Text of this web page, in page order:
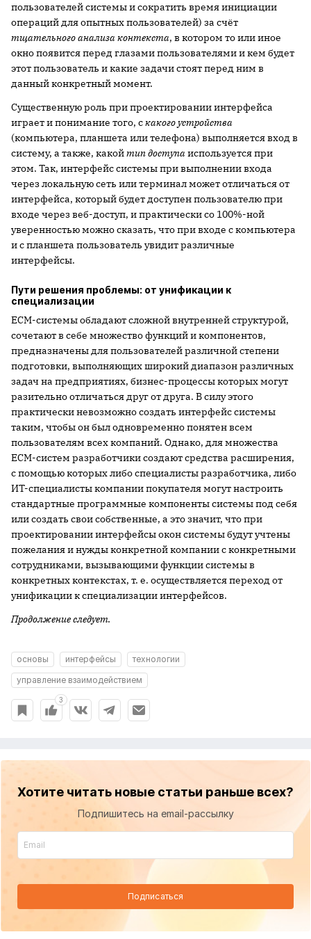
пользователей системы и сократить время инициации
операций для опытных пользователей) за счёт
тщательного анализа контекста, в котором то или иное
окно появится перед глазами пользователями и кем будет
этот пользователь и какие задачи стоят перед ним в
данный конкретный момент.
Существенную роль при проектировании интерфейса
играет и понимание того, скакого устройства
(компьютера, планшета или телефона) выполняется вход в
систему, а также, какойтип доступаиспользуется при
этом. Так, интерфейс системы при выполнении входа
через локальную сеть или терминал может отличаться от
интерфейса, который будет доступен пользователю при
входе через веб-доступ, и практически со 100%-ной
уверенностью можно сказать, что при входе с компьютера
и с планшета пользователь увидит различные
интерфейсы.
Пути решения проблемы: от унификации к
специализации
ECM-системы обладают сложной внутренней структурой,
сочетают в себе множество функций и компонентов,
предназначены для пользователей различной степени
подготовки, выполняющих широкий диапазон различных
задач на предприятиях, бизнес-процессы которых могут
разительно отличаться друг от друга. В силу этого
практически невозможно создать интерфейс системы
таким, чтобы он был одновременно понятен всем
пользователям всех компаний. Однако, для множества
ECM-систем разработчики создают средства расширения,
с помощью которых либо специалисты разработчика, либо
ИТ-специалисты компании покупателя могут настроить
стандартные программные компоненты системы под себя
или создать свои собственные, а это значит, что при
проектировании интерфейсы окон системы будут учтены
пожелания и нужды конкретной компании с конкретными
сотрудниками, вызывающими функции системы в
конкретных контекстах, т. е. осуществляется переход от
унификации к специализации интерфейсов.
Продолжение следует.
основы интерфейсы
технологии
управление взаимодействием
3
Хотите читать новые статьи раньше всех?
Подпишитесь на email-рассылку
Подписаться